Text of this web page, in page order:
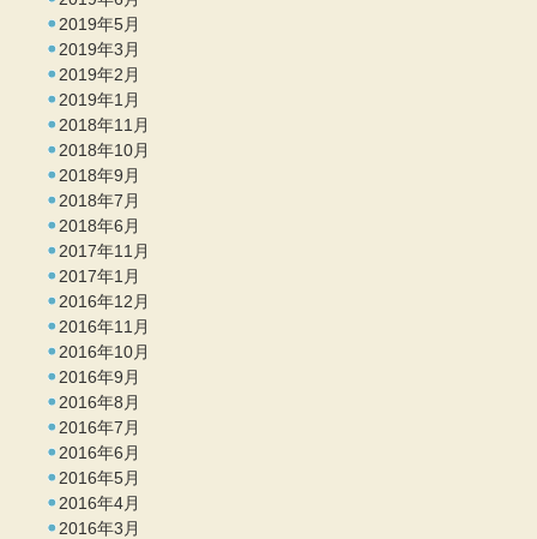
2019年5月
2019年3月
2019年2月
2019年1月
2018年11月
2018年10月
2018年9月
2018年7月
2018年6月
2017年11月
2017年1月
2016年12月
2016年11月
2016年10月
2016年9月
2016年8月
2016年7月
2016年6月
2016年5月
2016年4月
2016年3月